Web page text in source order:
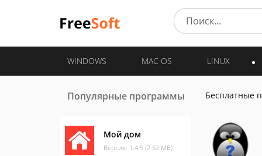
WINDOWS MAC OS LINUX
Популярные программы
Мой дом
Версия: 1.4.5 (2.52 МБ)
Бесплатные